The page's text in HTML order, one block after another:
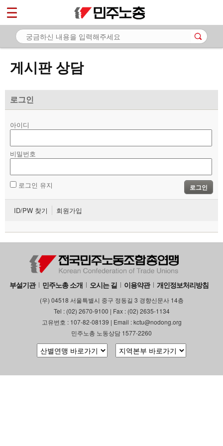
게시판 상담
로그인
아이디
비밀번호
로그인 유지 로그인
ID/PW 찾기 회원가입
부설기관 민주노총 소개 오시는 길 이용약관 개인정보처리방침
(우) 04518 서울특별시 중구 정동길 3 경향신문사 14층
Tel : (02) 2670-9100 | Fax : (02) 2635-1134
고유번호 : 107-82-08139 | Email : kctu@nodong.org
민주노총 노동상담 1577-2260
마이페이지
소개
노동상담
- 게시판 상담
- 바로보기
- 찾아보기
- 전국 노동상담소 안내
자료
부설기관